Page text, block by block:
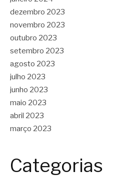
dezembro 2023
novembro 2023
outubro 2023
setembro 2023
agosto 2023
julho 2023
junho 2023
maio 2023
abril 2023
março 2023
Categorias